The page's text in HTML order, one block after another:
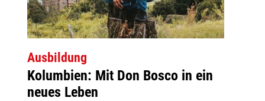
Ausbildung
Kolumbien: Mit Don Bosco in ein
neues Leben